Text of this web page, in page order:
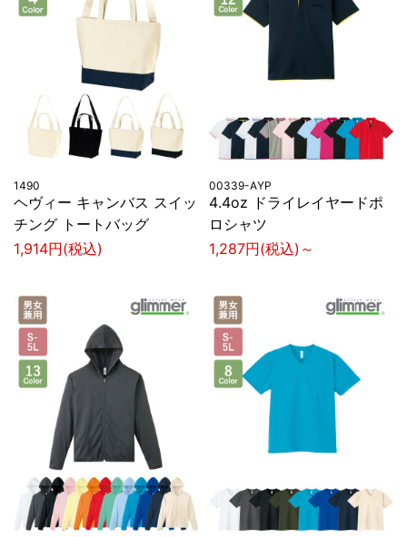
1490
ヘヴィー キャンバス スイッ
チング トートバッグ
1,914円(税込)
00339-AYP
4.4oz ドライレイヤードポ
ロシャツ
1,287円(税込)～